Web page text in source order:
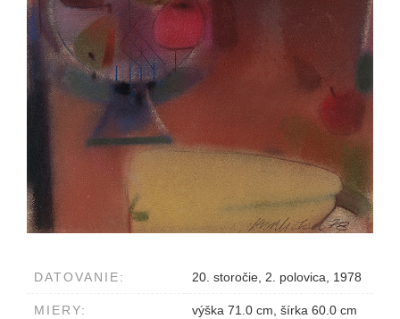
DATOVANIE: 20. storočie, 2. polovica, 1978
MIERY: výška 71.0 cm, šírka 60.0 cm